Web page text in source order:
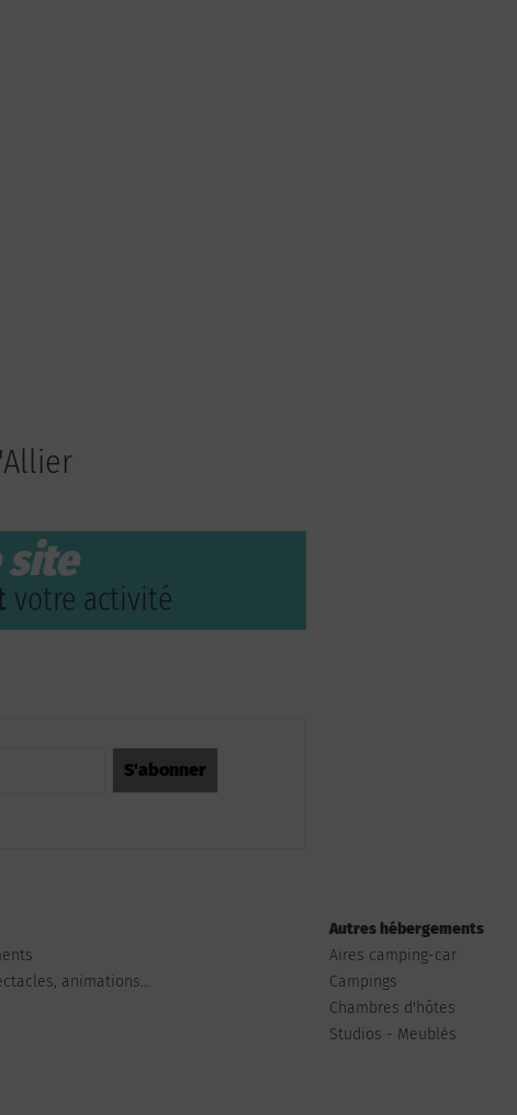
site
votre activité
animations...
Autres hébergements
Aires camping-car
Campings
Chambres d'hôtes
Studios - Meublés